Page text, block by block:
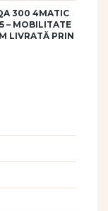
300 4MATIC
– MOBILITATE
LIVRATĂ PRIN